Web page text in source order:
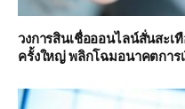
วงการสินเชื่อออนไลน์สั่นสะเ
ครั้งใหญ่ พลิกโฉมอนาคตการ